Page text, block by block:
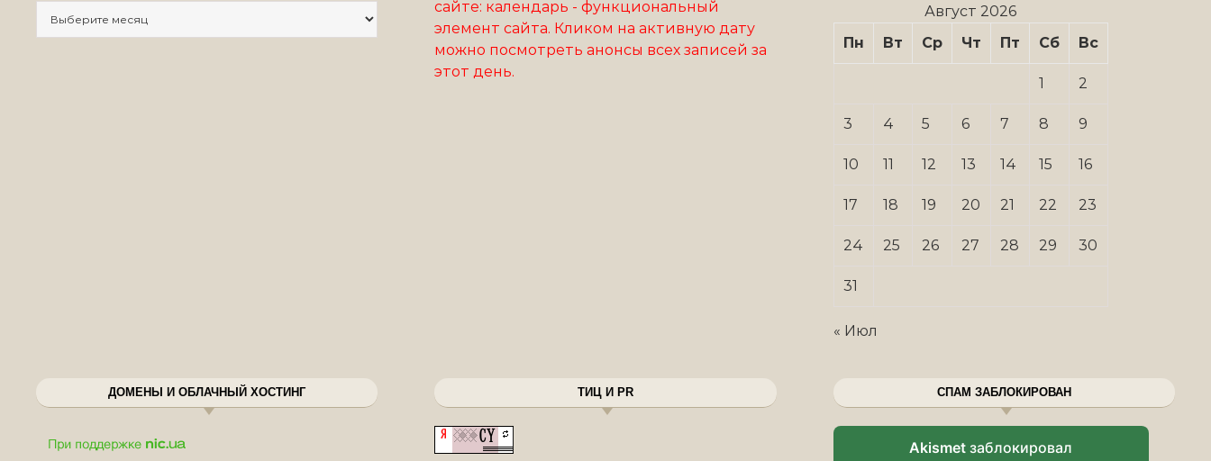
сайте: календарь - функциональный
элемент сайта. Кликом на активную дату
можно посмотреть анонсы всех записей за
этот день.
Август 2026
Пн
Вт Ср Чт Пт Сб Вс
1 2
3 4 5 6 7 8 9
10 11 12 13 14 15 16
17 18 19 20 21 22 23
24 25 26 27 28 29 30
31
« Июл
ДОМЕНЫ И ОБЛАЧНЫЙ ХОСТИНГ ТИЦ И PR СПАМ ЗАБЛОКИРОВАН
Akismet заблокировал